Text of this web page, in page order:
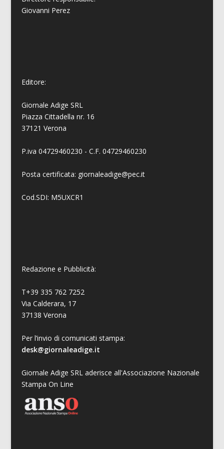
Giovanni Perez
Editore:
Giornale Adige SRL
Piazza Cittadella nr. 16
37121 Verona
P.iva 04729460230 - C.F. 04729460230
Posta certificata: giornaleadige@pec.it
Cod.SDI: M5UXCR1
Redazione e Pubblicità:
T+39 335 762 7252
Via Calderara, 17
37138 Verona
Per l’invio di comunicati stampa:
desk@giornaleadige.it
Giornale Adige SRL aderisce all'Associazione Nazionale
Stampa On Line